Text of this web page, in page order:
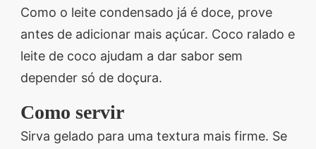
Como o leite condensado já é doce, prove
antes de adicionar mais açúcar. Coco ralado e
leite de coco ajudam a dar sabor sem
depender só de doçura.
Como servir
Sirva gelado para uma textura mais firme. Se